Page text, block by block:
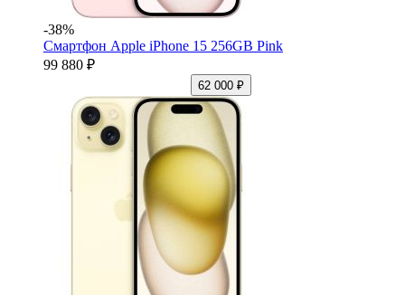
-38%
Смартфон Apple iPhone 15 256GB Pink
99 880 ₽
62 000 ₽